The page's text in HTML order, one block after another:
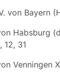
von Bayern
Habsburg
12, 31
Venningen